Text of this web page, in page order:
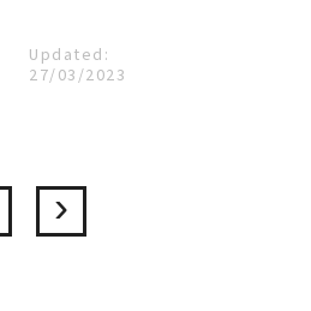
Updated:
27/03/2023